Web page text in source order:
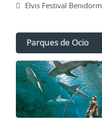
Elvis Festival Benidorm
Parques de Ocio